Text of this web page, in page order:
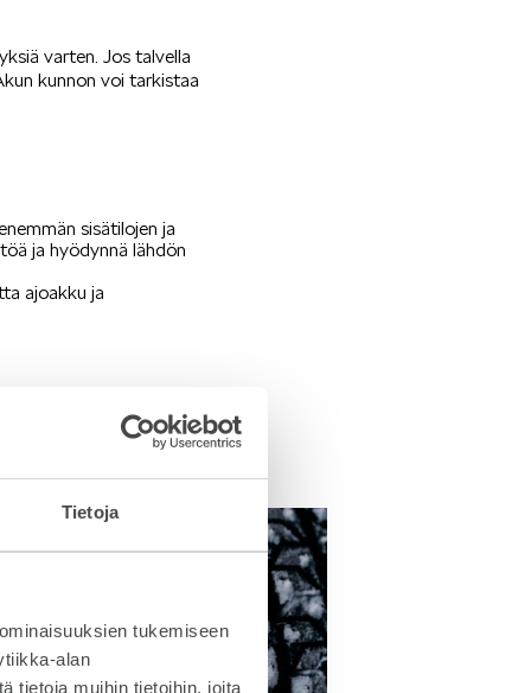
Tietoja
tukemiseen
alan
tietoja muihin tietoihin, joita
varten. Jos talvella
kunnon voi tarkistaa
sisätilojen ja
ja hyödynnä lähdön
ajoakku ja